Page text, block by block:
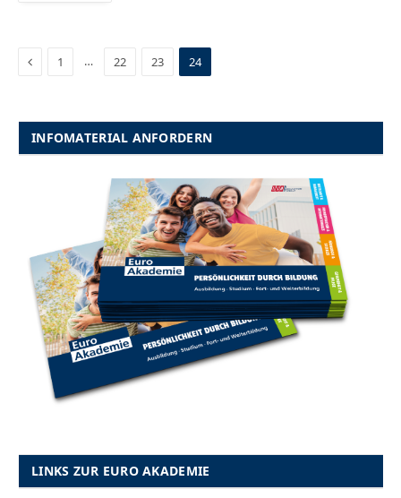
Previous
1 … 22 23 24
INFOMATERIAL ANFORDERN
LINKS ZUR EURO AKADEMIE